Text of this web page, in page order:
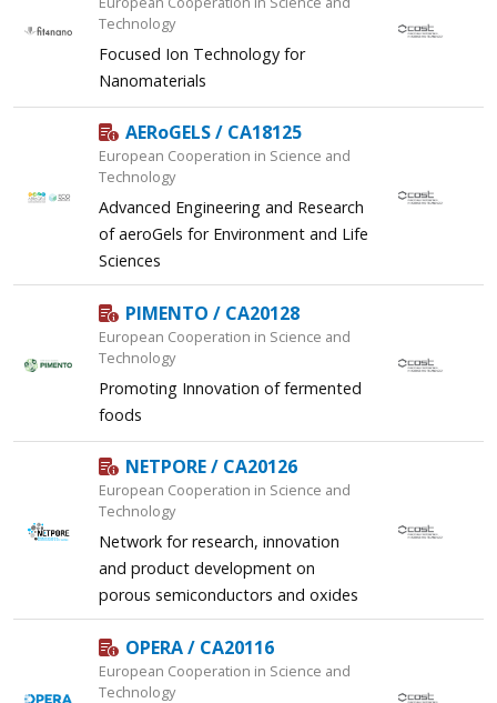
Technology
Focused Ion Technology for
Nanomaterials
AERoGELS / CA18125
European Cooperation in Science and
Technology
Advanced Engineering and Research
of aeroGels for Environment and Life
Sciences
PIMENTO / CA20128
European Cooperation in Science and
Technology
Promoting Innovation of fermented
foods
NETPORE / CA20126
European Cooperation in Science and
Technology
Network for research, innovation
and product development on
porous semiconductors and oxides
OPERA / CA20116
European Cooperation in Science and
Technology